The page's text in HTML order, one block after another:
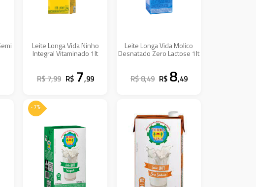
Leite Longa Vida Ninho
Integral Vitaminado 1lt
R$ 7,99 R$ 7,99
Leite Longa Vida Molico
Desnatado Zero Lactose 1lt
R$ 8,49 R$ 8,49
- 7%